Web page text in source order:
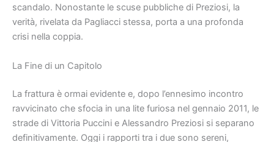
scandalo. Nonostante le scuse pubbliche di Preziosi, la
verità, rivelata da Pagliacci stessa, porta a una profonda
crisi nella coppia.
La Fine di un Capitolo
La frattura è ormai evidente e, dopo l’ennesimo incontro
ravvicinato che sfocia in una lite furiosa nel gennaio 2011, le
strade di Vittoria Puccini e Alessandro Preziosi si separano
definitivamente. Oggi i rapporti tra i due sono sereni,